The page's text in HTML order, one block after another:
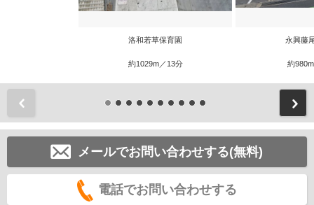
洛和若草保育園
約1029m／13分
永興藤
約
メールでお問い合わせする(無料)
電話でお問い合わせする